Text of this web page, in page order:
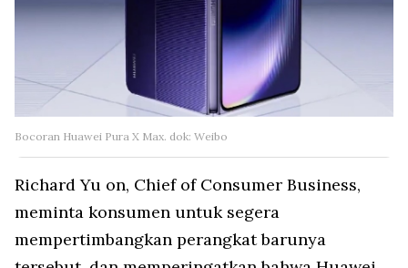
Bocoran Huawei Pura X Max. dok: Weibo
Richard Yu on, Chief of Consumer Business,
meminta konsumen untuk segera
mempertimbangkan perangkat barunya